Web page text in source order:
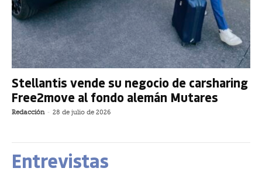
Stellantis vende su negocio de carsharing
Free2move al fondo alemán Mutares
Redacción - 28 de julio de 2026
Entrevistas